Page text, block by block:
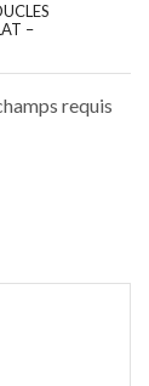
–
requis